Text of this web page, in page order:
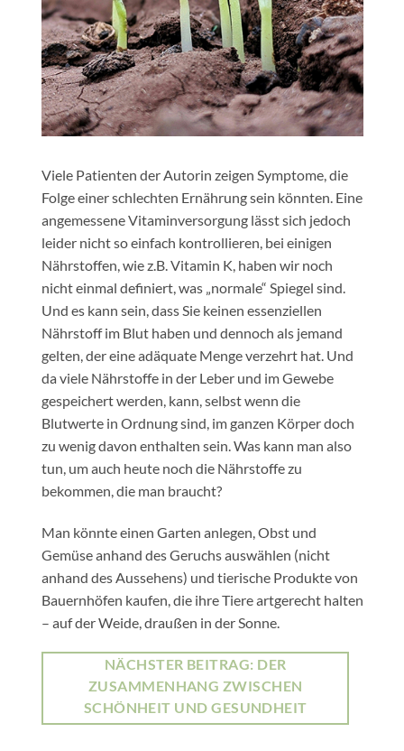
Viele Patienten der Autorin zeigen Symptome, die
Folge einer schlechten Ernährung sein könnten. Eine
angemessene Vitaminversorgung lässt sich jedoch
leider nicht so einfach kontrollieren, bei einigen
Nährstoffen, wie z.B. Vitamin K, haben wir noch
nicht einmal definiert, was „normale“ Spiegel sind.
Und es kann sein, dass Sie keinen essenziellen
Nährstoff im Blut haben und dennoch als jemand
gelten, der eine adäquate Menge verzehrt hat. Und
da viele Nährstoffe in der Leber und im Gewebe
gespeichert werden, kann, selbst wenn die
Blutwerte in Ordnung sind, im ganzen Körper doch
zu wenig davon enthalten sein. Was kann man also
tun, um auch heute noch die Nährstoffe zu
bekommen, die man braucht?
Man könnte einen Garten anlegen, Obst und
Gemüse anhand des Geruchs auswählen (nicht
anhand des Aussehens) und tierische Produkte von
Bauernhöfen kaufen, die ihre Tiere artgerecht halten
– auf der Weide, draußen in der Sonne.
NÄCHSTER BEITRAG: DER
ZUSAMMENHANG ZWISCHEN
SCHÖNHEIT UND GESUNDHEIT